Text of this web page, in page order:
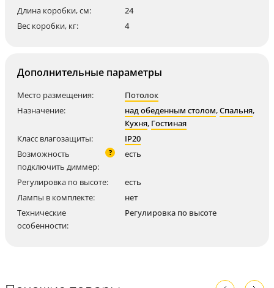
Длина коробки, см:
24
Вес коробки, кг:
4
Дополнительные параметры
Место размещения:
Потолок
Назначение:
над обеденным столом,Спальня,
Кухня, Гостиная
Класс влагозащиты:
IP20
Возможность
подключить диммер:
? есть
Регулировка по высоте:
есть
Лампы в комплекте:
нет
Технические
особенности:
Регулировка по высоте